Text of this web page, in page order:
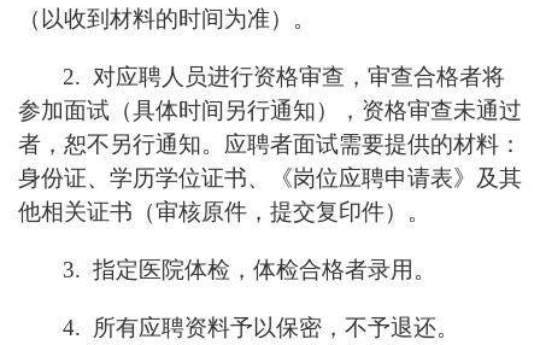
（以收到材料的时间为准）。
2. 对应聘人员进行资格审查，审查合格者将
参加面试（具体时间另行通知），资格审查未通过
者，恕不另行通知。应聘者面试需要提供的材料：
身份证、学历学位证书、《岗位应聘申请表》及其
他相关证书（审核原件，提交复印件）。
3. 指定医院体检，体检合格者录用。
4. 所有应聘资料予以保密，不予退还。